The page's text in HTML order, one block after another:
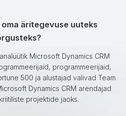
äritegevuse uuteks
Microsoft Dynamics CRM
programmeerijaid,
500 ja alustajad valivad Team
Dynamics CRM arendajad
projektide jaoks.